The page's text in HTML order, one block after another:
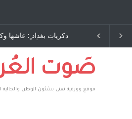
دكريات بغداد ٍ: عاشها وكتبها
:وليد رباح – نيوجرسي –
الولايات المتحدة الامريكية
كتب
يقهر
صَوت
موقع وورقية تعنى بشئون الوطن والجاليه